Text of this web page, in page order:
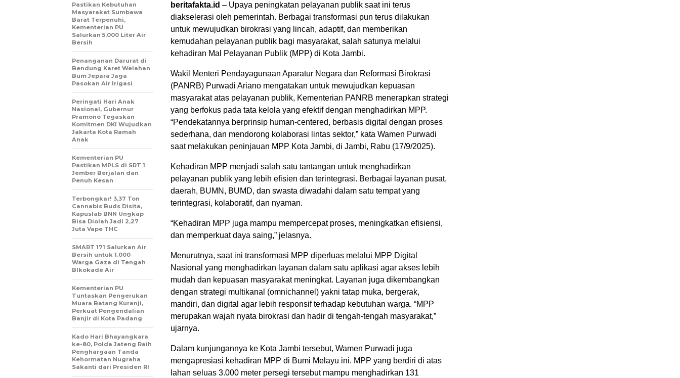
beritafakta.id – Upaya peningkatan pelayanan publik saat ini terus
diakselerasi oleh pemerintah. Berbagai transformasi pun terus dilakukan
untuk mewujudkan birokrasi yang lincah, adaptif, dan memberikan
kemudahan pelayanan publik bagi masyarakat, salah satunya melalui
kehadiran Mal Pelayanan Publik (MPP) di Kota Jambi.
Wakil Menteri Pendayagunaan Aparatur Negara dan Reformasi Birokrasi
(PANRB) Purwadi Ariano mengatakan untuk mewujudkan kepuasan
masyarakat atas pelayanan publik, Kementerian PANRB menerapkan strategi
yang berfokus pada tata kelola yang efektif dengan menghadirkan MPP.
“Pendekatannya berprinsip human-centered, berbasis digital dengan proses
sederhana, dan mendorong kolaborasi lintas sektor,” kata Wamen Purwadi
saat melakukan peninjauan MPP Kota Jambi, di Jambi, Rabu (17/9/2025).
Kehadiran MPP menjadi salah satu tantangan untuk menghadirkan
pelayanan publik yang lebih efisien dan terintegrasi. Berbagai layanan pusat,
daerah, BUMN, BUMD, dan swasta diwadahi dalam satu tempat yang
terintegrasi, kolaboratif, dan nyaman.
“Kehadiran MPP juga mampu mempercepat proses, meningkatkan efisiensi,
dan memperkuat daya saing,” jelasnya.
Menurutnya, saat ini transformasi MPP diperluas melalui MPP Digital
Nasional yang menghadirkan layanan dalam satu aplikasi agar akses lebih
mudah dan kepuasan masyarakat meningkat. Layanan juga dikembangkan
dengan strategi multikanal (omnichannel) yakni tatap muka, bergerak,
mandiri, dan digital agar lebih responsif terhadap kebutuhan warga. “MPP
merupakan wajah nyata birokrasi dan hadir di tengah-tengah masyarakat,”
ujarnya.
Dalam kunjungannya ke Kota Jambi tersebut, Wamen Purwadi juga
mengapresiasi kehadiran MPP di Bumi Melayu ini. MPP yang berdiri di atas
lahan seluas 3.000 meter persegi tersebut mampu menghadirkan 131
Pastikan Kebutuhan
Masyarakat Sumbawa
Barat Terpenuhi,
Kementerian PU
Salurkan 5.000 Liter Air
Bersih
Penanganan Darurat di
Bendung Karet Welahan
Bum Jepara Jaga
Pasokan Air Irigasi
Peringati Hari Anak
Nasional, Gubernur
Pramono Tegaskan
Komitmen DKI Wujudkan
Jakarta Kota Ramah
Anak
Kementerian PU
Pastikan MPLS di SRT 1
Jember Berjalan dan
Penuh Kesan
Terbongkar! 3,37 Ton
Cannabis Buds Disita,
Kapuslab BNN Ungkap
Bisa Diolah Jadi 2,27
Juta Vape THC
SMART 171 Salurkan Air
Bersih untuk 1.000
Warga Gaza di Tengah
Blkokade Air
Kementerian PU
Tuntaskan Pengerukan
Muara Batang Kuranji,
Perkuat Pengendalian
Banjir di Kota Padang
Kado Hari Bhayangkara
ke-80, Polda Jateng Raih
Penghargaan Tanda
Kehormatan Nugraha
Sakanti dari Presiden RI